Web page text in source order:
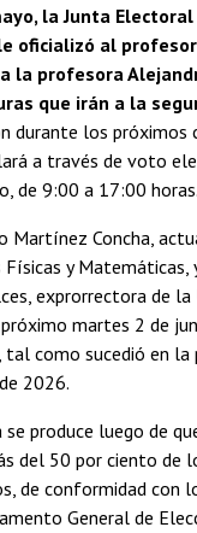
la Junta
oficializó al
la profesora
que irán a la
durante los próximos
a través de voto
de 9:00 a 17:00 horas.
Martínez Concha,
Físicas y
exprorrectora de la
martes 2 de
tal como sucedió en
2026.
produce luego de
del 50 por ciento de
de conformidad con
General de